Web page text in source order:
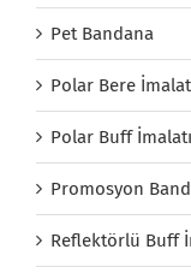
Pet Bandana
Polar Bere
Polar Buff İmalatı
Promosyon
Reflektörlü Buff